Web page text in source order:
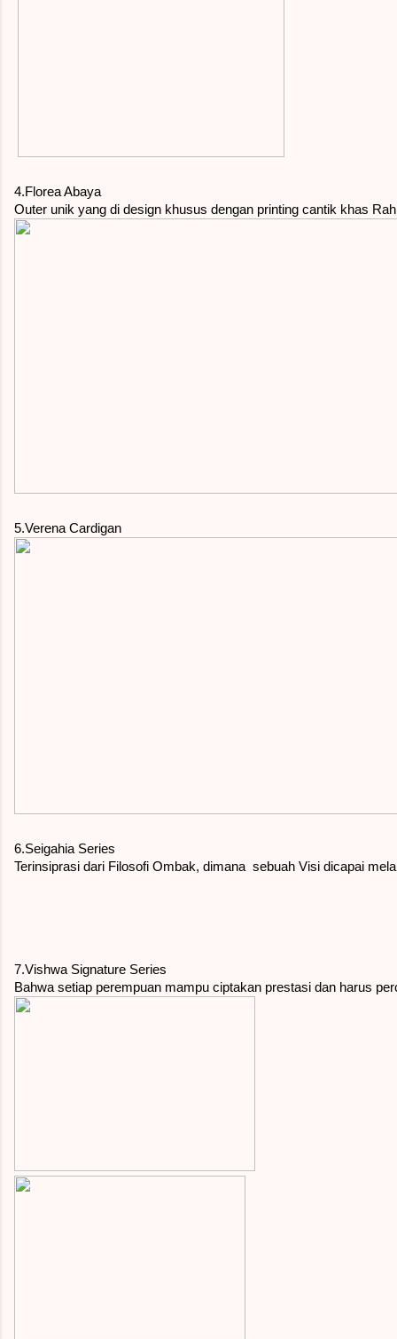
4.Florea Abaya
Outer unik yang di design khusus dengan printing cantik khas
5.Verena Cardigan
6.Seigahia Series
Terinsiprasi dari Filosofi Ombak, dimana  sebuah Visi dicapai
7.Vishwa Signature Series
Bahwa setiap perempuan mampu ciptakan prestasi dan harus